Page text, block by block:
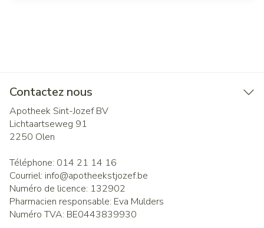
Contactez nous
Apotheek Sint-Jozef BV
Lichtaartseweg 91
2250 Olen
Téléphone: 014 21 14 16
Courriel: info@apotheekstjozef.be
Numéro de licence: 132902
Pharmacien responsable: Eva Mulders
Numéro TVA: BE0443839930